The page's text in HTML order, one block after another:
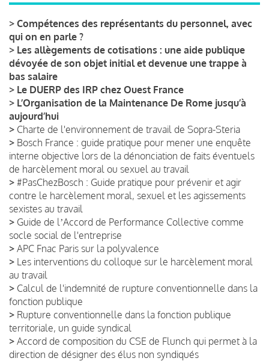
> Compétences des représentants du personnel, avec
qui on en parle ?
> Les allègements de cotisations : une aide publique
dévoyée de son objet initial et devenue une trappe à
bas salaire
> Le DUERP des IRP chez Ouest France
> L’Organisation de la Maintenance De Rome jusqu’à
aujourd’hui
> Charte de l'environnement de travail de Sopra-Steria
> Bosch France : guide pratique pour mener une enquête
interne objective lors de la dénonciation de faits éventuels
de harcèlement moral ou sexuel au travail
> #PasChezBosch : Guide pratique pour prévenir et agir
contre le harcèlement moral, sexuel et les agissements
sexistes au travail
> Guide de lʼAccord de Performance Collective comme
socle social de l'entreprise
> APC Fnac Paris sur la polyvalence
> Les interventions du colloque sur le harcèlement moral
au travail
> Calcul de l'indemnité de rupture conventionnelle dans la
fonction publique
> Rupture conventionnelle dans la fonction publique
territoriale, un guide syndical
> Accord de composition du CSE de Flunch qui permet à la
direction de désigner des élus non syndiqués